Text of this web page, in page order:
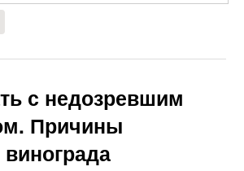
с недозревшим
Причины